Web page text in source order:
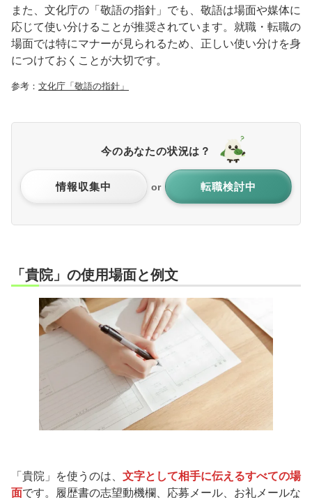
また、文化庁の「敬語の指針」でも、敬語は場面や媒体に
応じて使い分けることが推奨されています。就職・転職の
場面では特にマナーが見られるため、正しい使い分けを身
につけておくことが大切です。
参考： 文化庁「敬語の指針」
今のあなたの状況は？
情報収集中 or 転職検討中
「貴院」の使用場面と例文
「貴院」を使うのは、 文字として相手に伝えるすべての場
面です。履歴書の志望動機欄、応募メール、お礼メールな